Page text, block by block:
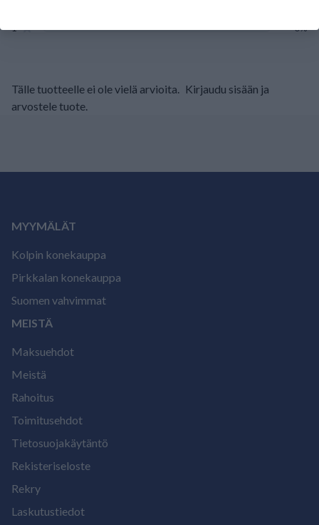
1
0%
Tälle tuotteelle ei ole vielä arvioita. Kirjaudu sisään ja
arvostele tuote.
MYYMÄLÄT
Kolpin konekauppa
Pirkkalan konekauppa
Suomen vahvimmat
MEISTÄ
Maksuehdot
Meistä
Rahoitus
Toimitusehdot
Tietosuojakäytäntö
Rekisteriseloste
Rekry
Laskutustiedot